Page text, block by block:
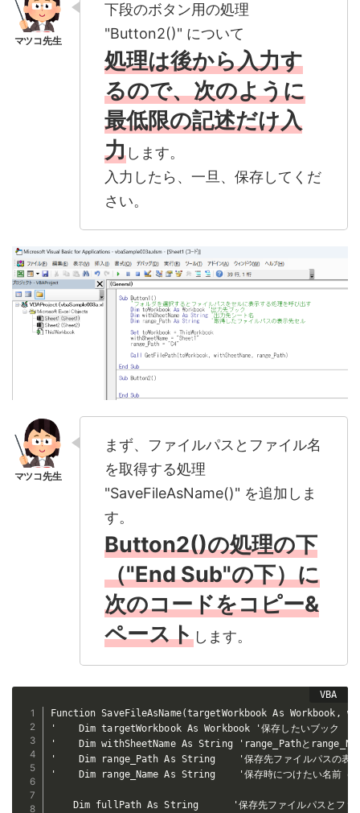
下段のボタン用の処理
"Button2()" について
処理は後から入力す
るので、次のように
最低限の記述だけ入
力します。
入力したら、一旦、保存してくだ
さい。
まず、ファイルパスとファイル名
を取得する処理
"SaveFileAsName()" を追加しま
す。
Button2()の処理の下
（"End Sub"の下）に
次のコードをコピー&
ペーストします。
Function SaveFileAsName(targetWorkbook As
'    Dim targetWorkbook As Workbook '保存したいブック
'    Dim withSheetName As String 'range_Pathと
'    Dim range_Path As String    '保存先ファイルパスの表示
'    Dim range_Name As String    '保存時につけたい名前（フ
Dim fullPath As String      '保存先ファイルパスとファ